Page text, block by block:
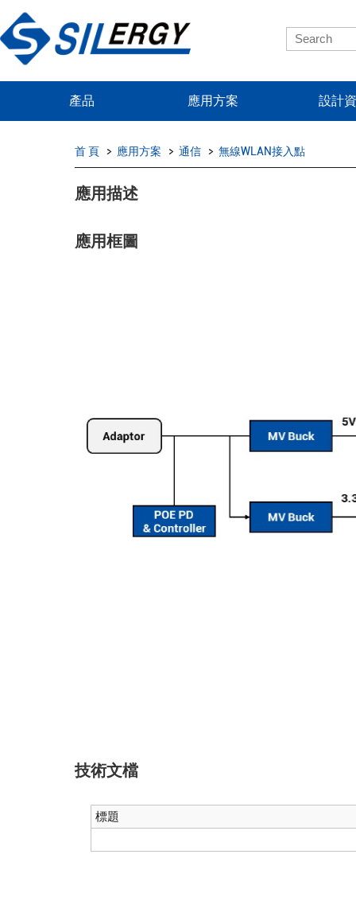
產品 應用方案 設計
首 頁 應用方案 通信 無線WLAN接入點
應用描述
應用框圖
技術文檔
標題